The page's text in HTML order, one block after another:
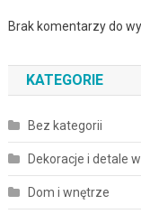
Brak komentarzy do
KATEGORIE
Bez kategorii
Dekoracje i detale
Dom i wnętrze